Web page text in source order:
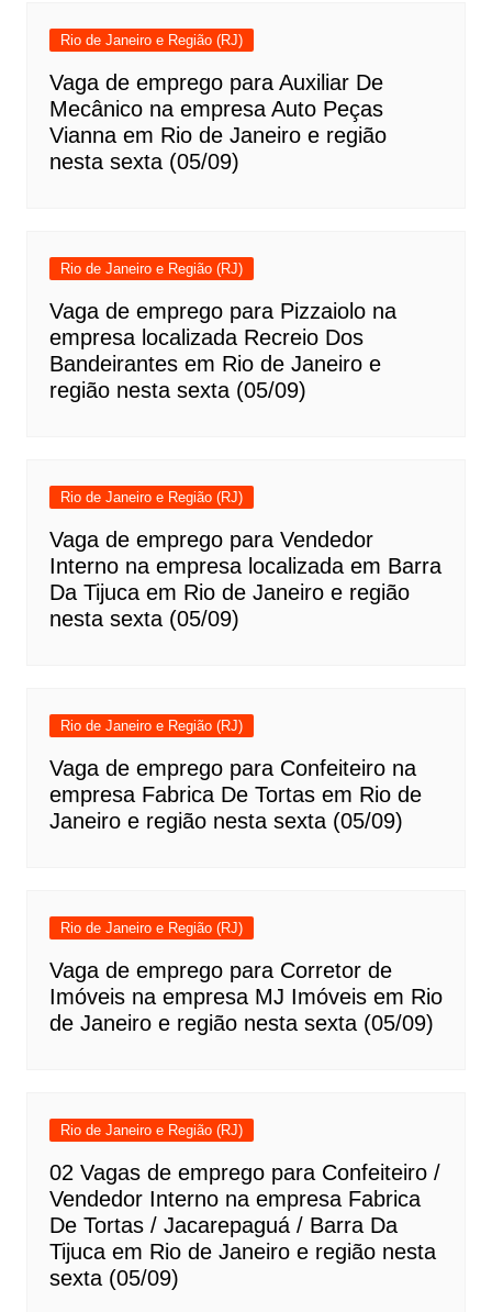
Rio de Janeiro e Região (RJ)
Vaga de emprego para Auxiliar De
Mecânico na empresa Auto Peças
Vianna em Rio de Janeiro e região
nesta sexta (05/09)
Rio de Janeiro e Região (RJ)
Vaga de emprego para Pizzaiolo na
empresa localizada Recreio Dos
Bandeirantes em Rio de Janeiro e
região nesta sexta (05/09)
Rio de Janeiro e Região (RJ)
Vaga de emprego para Vendedor
Interno na empresa localizada em Barra
Da Tijuca em Rio de Janeiro e região
nesta sexta (05/09)
Rio de Janeiro e Região (RJ)
Vaga de emprego para Confeiteiro na
empresa Fabrica De Tortas em Rio de
Janeiro e região nesta sexta (05/09)
Rio de Janeiro e Região (RJ)
Vaga de emprego para Corretor de
Imóveis na empresa MJ Imóveis em Rio
de Janeiro e região nesta sexta (05/09)
Rio de Janeiro e Região (RJ)
02 Vagas de emprego para Confeiteiro /
Vendedor Interno na empresa Fabrica
De Tortas / Jacarepaguá / Barra Da
Tijuca em Rio de Janeiro e região nesta
sexta (05/09)